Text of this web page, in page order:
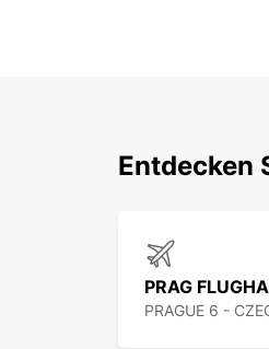
Entdecken
PRAG
PRAGUE 6 -